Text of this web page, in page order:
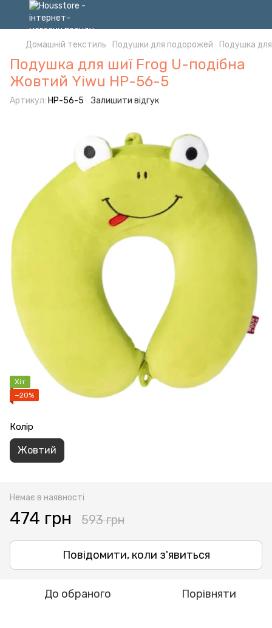
Домашній текстиль Подушки для подорожей Подушка
Подушка для шиї Frog U-подібна
Жовтий Yiwu HP-56-5
Артикул: HP-56-5 Залишити відгук
Хіт
−20%
Колір
Жовтий
Немає в наявності
474 грн 593 грн
Повідомити, коли з'явиться
До обраного Порівняти